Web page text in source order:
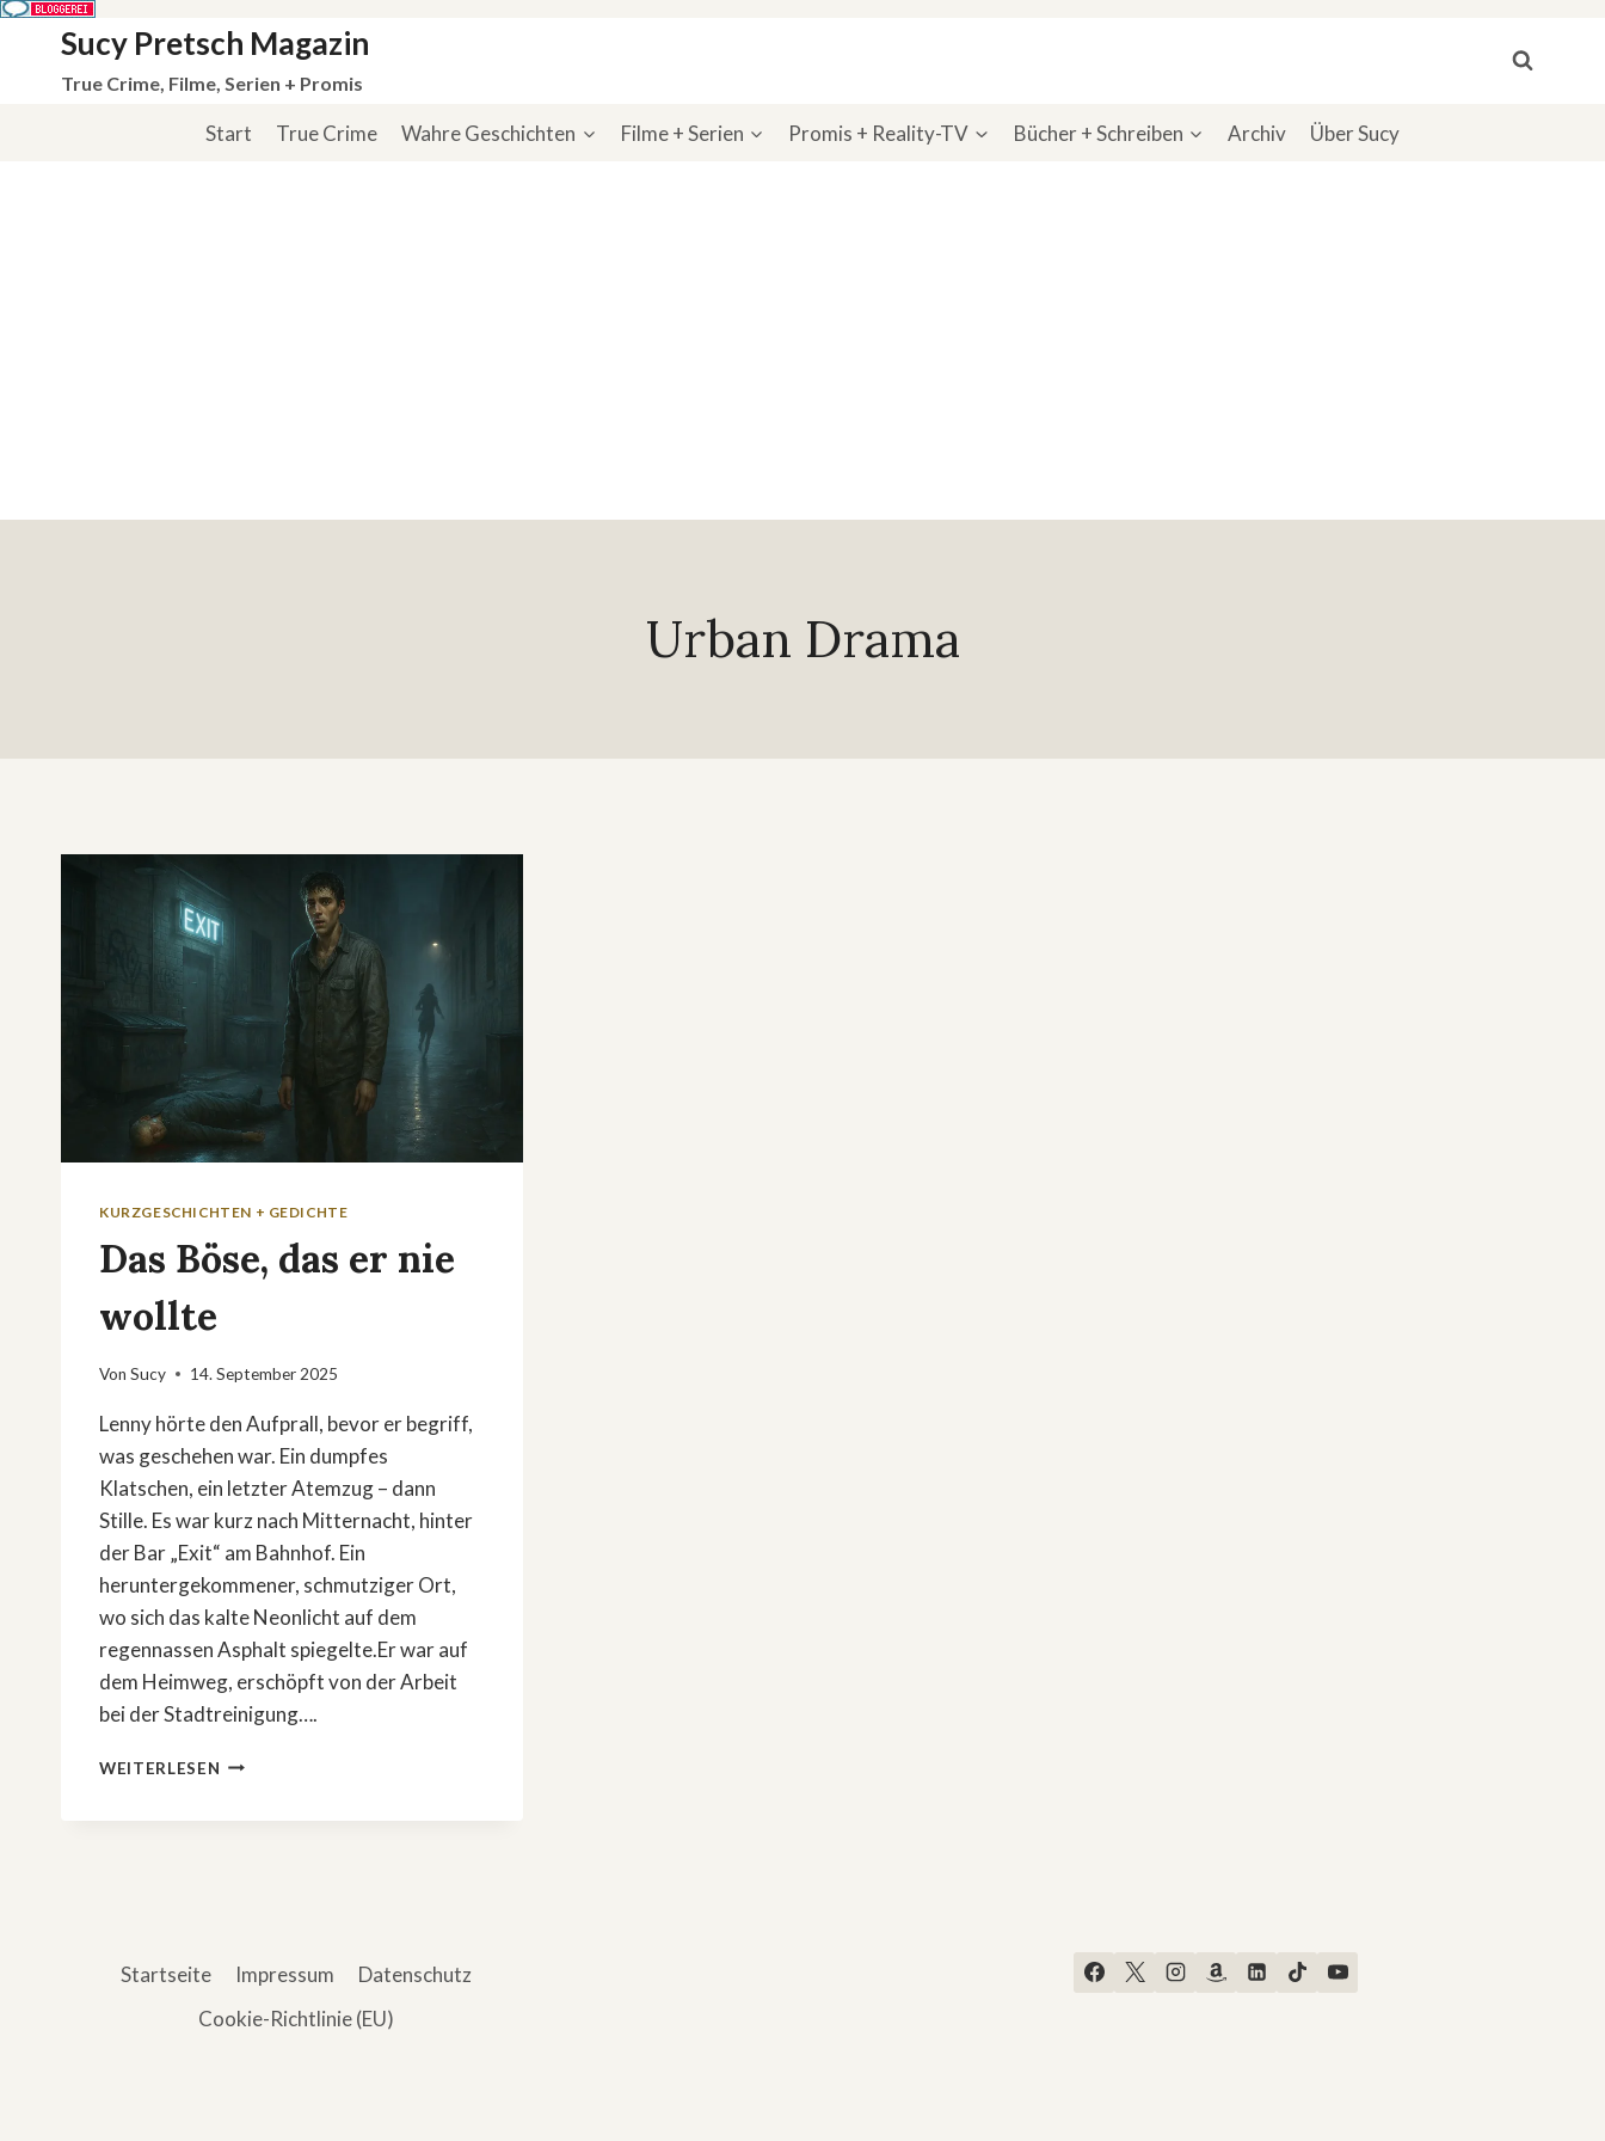
springen
Sucy Pretsch Magazin
True Crime, Filme, Serien + Promis
Start True Crime Wahre Geschichten Filme + Serien Promis + Reality-TV Bücher + Schreiben Archiv Über Sucy
Urban Drama
KURZGESCHICHTEN + GEDICHTE
Das Böse, das er nie
wollte
Von Sucy 14. September 2025
Lenny hörte den Aufprall, bevor er begriff,
was geschehen war. Ein dumpfes
Klatschen, ein letzter Atemzug – dann
Stille. Es war kurz nach Mitternacht, hinter
der Bar „Exit“ am Bahnhof. Ein
heruntergekommener, schmutziger Ort,
wo sich das kalte Neonlicht auf dem
regennassen Asphalt spiegelte.Er war auf
dem Heimweg, erschöpft von der Arbeit
bei der Stadtreinigung….
WEITERLESEN DAS
Startseite Impressum
Datenschutz
Cookie-Richtlinie (EU)